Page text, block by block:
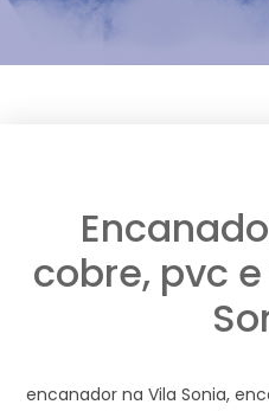
cobre, pvc
encanador na Vila Sonia,